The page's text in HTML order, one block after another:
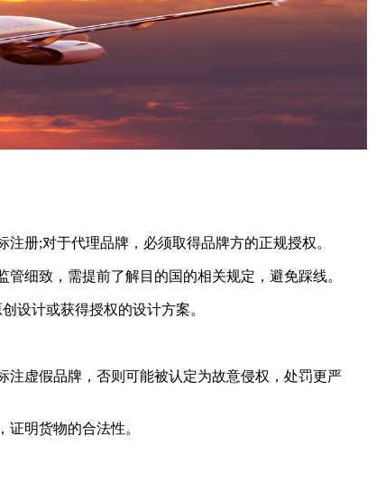
册;对于代理品牌，必须取得品牌方的正规授权。
细致，需提前了解目的国的相关规定，避免踩线。
设计或获得授权的设计方案。
虚假品牌，否则可能被认定为故意侵权，处罚更严
明货物的合法性。